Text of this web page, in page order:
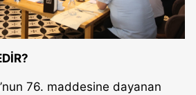
76. maddesine dayanan